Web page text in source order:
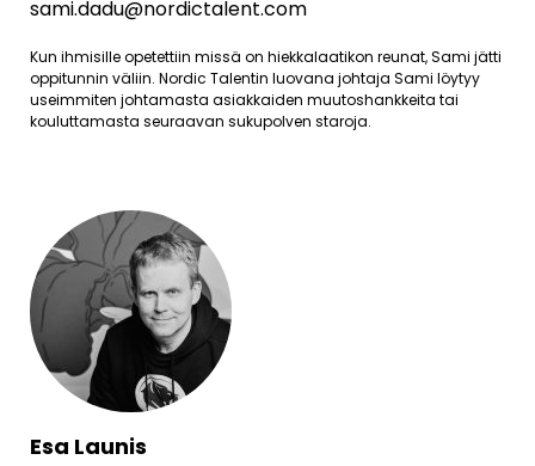
sami.dadu@nordictalent.com
Kun ihmisille opetettiin missä on hiekkalaatikon reunat, Sami jätti
oppitunnin väliin. Nordic Talentin luovana johtaja Sami löytyy
useimmiten johtamasta asiakkaiden muutoshankkeita tai
kouluttamasta seuraavan sukupolven staroja.
Esa Launis